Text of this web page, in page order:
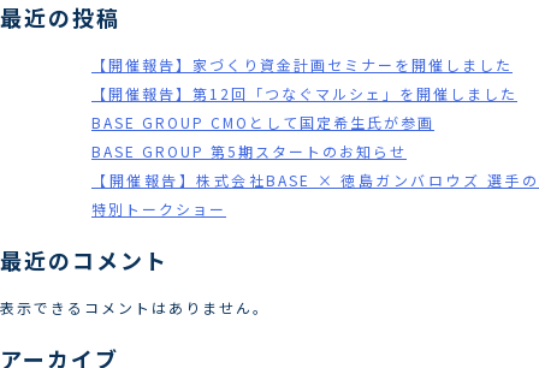
最近の投稿
【開催報告】家づくり資金計画セミナーを開催しました
【開催報告】第12回「つなぐマルシェ」を開催しました
BASE GROUP CMOとして国定希生氏が参画
BASE GROUP 第5期スタートのお知らせ
【開催報告】株式会社BASE × 徳島ガンバロウズ 選手の
特別トークショー
最近のコメント
表示できるコメントはありません。
アーカイブ